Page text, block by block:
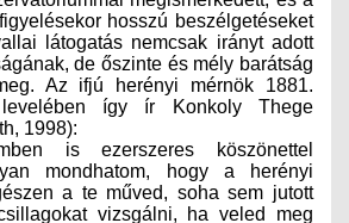
hosszú beszélgetéseket
látogatás nemcsak irányt adott
de őszinte és mély barátság
Az ifjú herényi mérnök 1881.
így ír Konkoly Thege
1998):
is ezerszeres köszönettel
mondhatom, hogy a herényi
a te műved, soha sem jutott
vizsgálni, ha veled meg